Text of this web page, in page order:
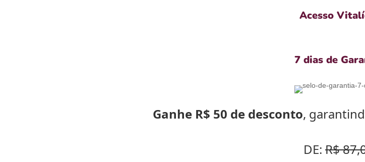
Acesso
7 dias de
Ganhe R$ 50 de desconto,
DE: R$